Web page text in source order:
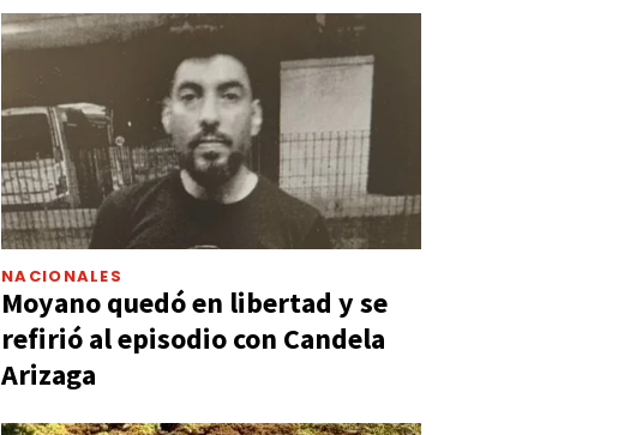
NACIONALES
Moyano quedó en libertad y se
refirió al episodio con Candela
Arizaga